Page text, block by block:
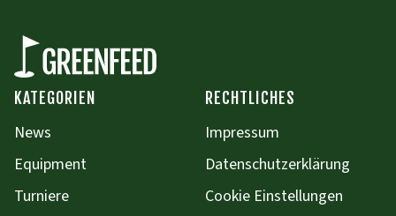
KATEGORIEN
News
Equipment
Turniere
RECHTLICHES
Impressum
Datenschutzerklärung
Cookie Einstellungen